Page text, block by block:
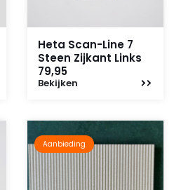
Heta Scan-Line 7
Steen Zijkant Links
79,95
Bekijken
Aanbieding